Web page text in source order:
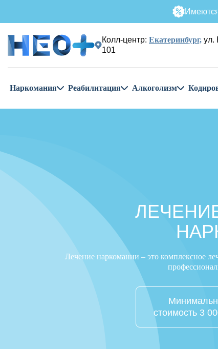
Колл-центр: Екатеринбург, ул.
101
Наркомания Реабилитация Алкоголизм
Лечение наркомании – это комплексное
стоимость 3